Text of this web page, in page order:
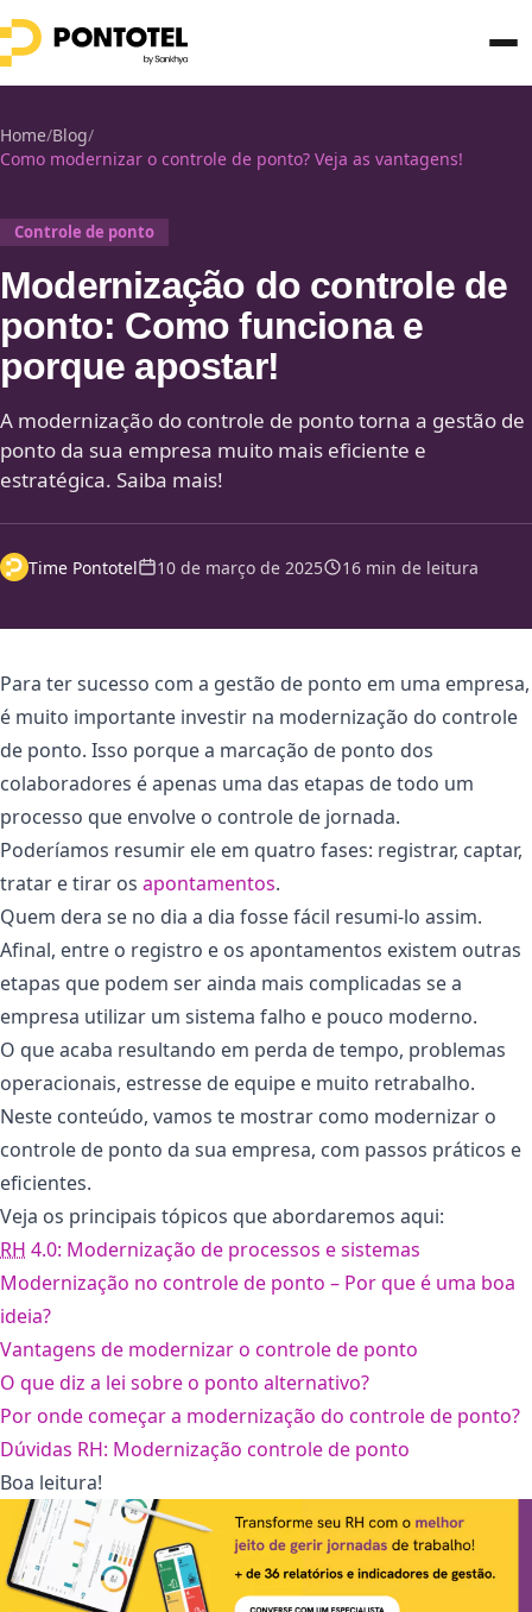
Home/Blog/
Como modernizar o controle de ponto? Veja as vantagens!
Controle de ponto
Modernização do controle de
ponto: Como funciona e
porque apostar!
A modernização do controle de ponto torna a gestão de
ponto da sua empresa muito mais eficiente e
estratégica. Saiba mais!
Time Pontotel 10 de março de 2025 16 min de leitura
Para ter sucesso com a gestão de ponto em uma empresa,
é muito importante investir na modernização do controle
de ponto. Isso porque a marcação de ponto dos
colaboradores é apenas uma das etapas de todo um
processo que envolve o controle de jornada.
Poderíamos resumir ele em quatro fases: registrar, captar,
tratar e tirar os apontamentos.
Quem dera se no dia a dia fosse fácil resumi-lo assim.
Afinal, entre o registro e os apontamentos existem outras
etapas que podem ser ainda mais complicadas se a
empresa utilizar um sistema falho e pouco moderno.
O que acaba resultando em perda de tempo, problemas
operacionais, estresse de equipe e muito retrabalho.
Neste conteúdo, vamos te mostrar como modernizar o
controle de ponto da sua empresa, com passos práticos e
eficientes.
Veja os principais tópicos que abordaremos aqui:
RH 4.0: Modernização de processos e sistemas
Modernização no controle de ponto – Por que é uma boa
ideia?
Vantagens de modernizar o controle de ponto
O que diz a lei sobre o ponto alternativo?
Por onde começar a modernização do controle de ponto?
Dúvidas RH: Modernização controle de ponto
Boa leitura!